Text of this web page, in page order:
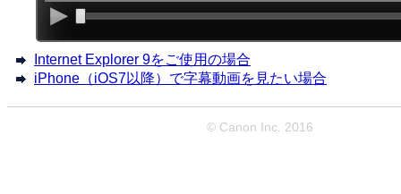
Internet Explorer 9をご使用の場合
iPhone（iOS7以降）で字幕動画を見たい場合
© Canon Inc. 2016